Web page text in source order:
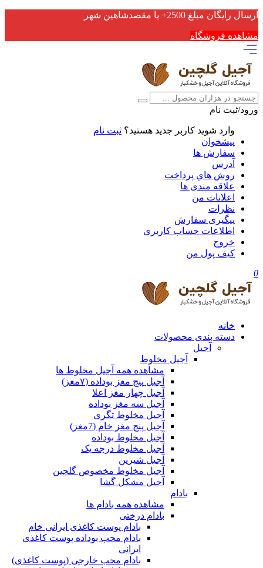
ارسال رایگان مبلغ 2500+ یا مقصدشاهین شهر
مشاهده فروشگاه
ورود/ثبت نام
وارد شوید کاربر جدید هستید؟ ثبت نام
پیشخوان
سفارش ها
آدرس
روش هاي پرداخت
علاقه مندی ها
اعلانات من
نظرات
پیگیری سفارش
اطلاعات حساب كاربری
خروج
کیف پول من
0
خانه
دسته بندی محصولات
آجیل
آجیل مخلوط
مشاهده همه آجیل مخلوط ها
آجیل پنج مغز بوداده (۷مغز)
آجیل چهار مغز اعلا
آجیل سه مغز بوداده
آجیل مخلوط تگری
آجیل پنج مغز خام (7مغز)
آجیل مخلوط بوداده
آجیل مخلوط درجه یک
آجیل شیرین
آجیل مخلوط مخصوص گلچین
آجیل مشکل گشا
بادام
مشاهده همه بادام ها
بادام درختی
بادام پوست کاغذی ایرانی خام
بادام محب بوداده پوست کاغذی
ایرانی
بادام محب خارجی (پوست کاغذی)